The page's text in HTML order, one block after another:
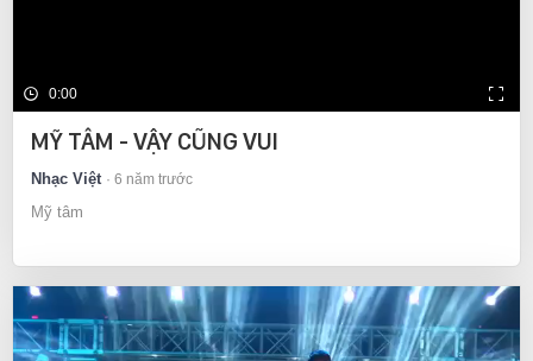
0:00
MỸ TÂM - VẬY CŨNG VUI
Nhạc Việt 6 năm trước
Mỹ tâm